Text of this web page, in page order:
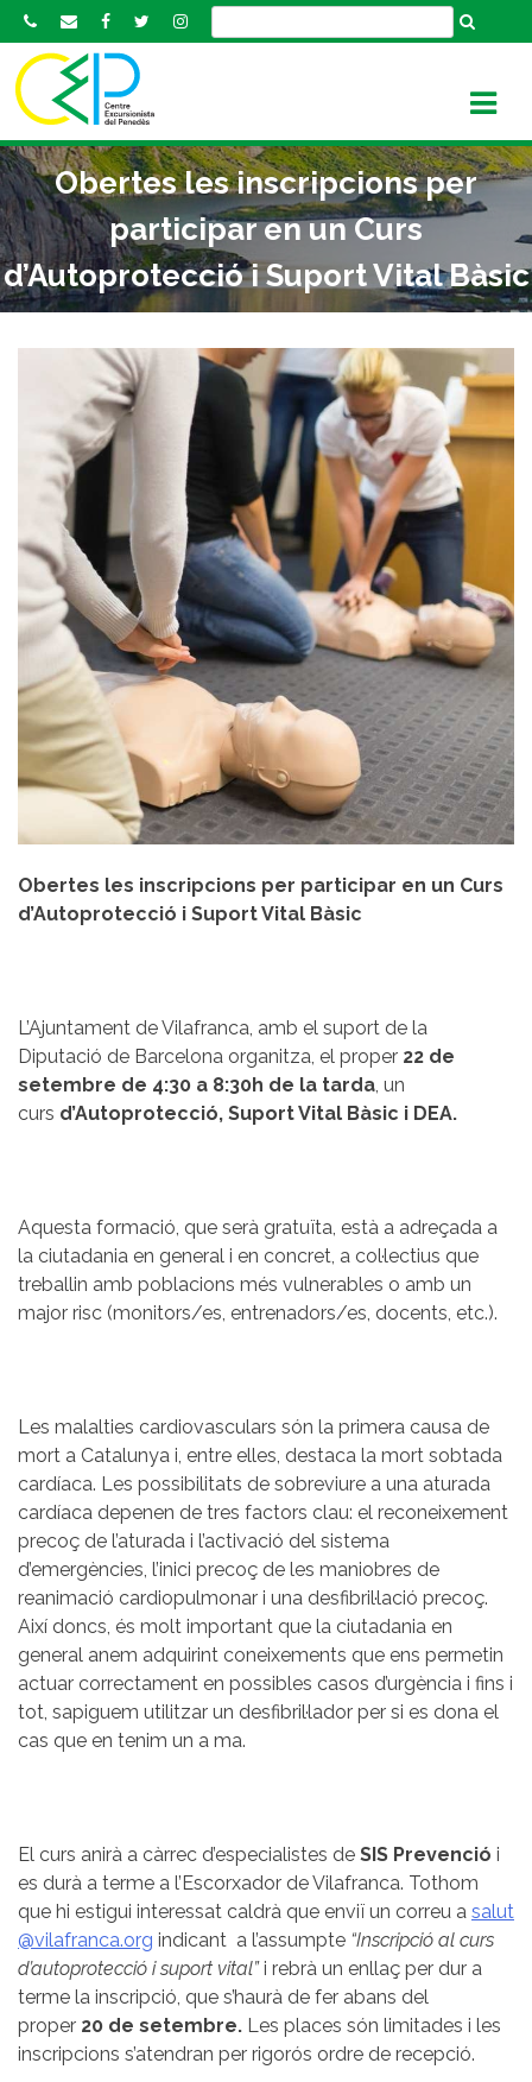
k
o
c
o
n
t
e
Obertes les inscripcions per
participar en un Curs
d’Autoprotecció i Suport Vital Bàsic
Obertes les inscripcions per participar en un Curs
d’Autoprotecció i Suport Vital Bàsic
L’Ajuntament de Vilafranca, amb el suport de la
Diputació de Barcelona organitza, el proper 22 de
setembre de 4:30 a 8:30h de la tarda , un
curs d’Autoprotecció, Suport Vital Bàsic i DEA.
Aquesta formació, que serà gratuïta, està a adreçada a
la ciutadania en general i en concret, a col·lectius que
treballin amb poblacions més vulnerables o amb un
major risc (monitors/es, entrenadors/es, docents, etc.).
Les malalties cardiovasculars són la primera causa de
mort a Catalunya i, entre elles, destaca la mort sobtada
cardíaca. Les possibilitats de sobreviure a una aturada
cardíaca depenen de tres factors clau: el reconeixement
precoç de l’aturada i l’activació del sistema
d’emergències, l’inici precoç de les maniobres de
reanimació cardiopulmonar i una desfibril·lació precoç.
Així doncs, és molt important que la ciutadania en
general anem adquirint coneixements que ens permetin
actuar correctament en possibles casos d’urgència i fins i
tot, sapiguem utilitzar un desfibril·lador per si es dona el
cas que en tenim un a ma.
El curs anirà a càrrec d’especialistes de SIS Prevenció i
es durà a terme a l’Escorxador de Vilafranca. Tothom
que hi estigui interessat caldrà que enviï un correu a salut
@vilafranca.org indicant a l’assumpte “Inscripció al curs
d’autoprotecció i suport vital”i rebrà un enllaç per dur a
terme la inscripció, que s’haurà de fer abans del
proper 20 de setembre. Les places són limitades i les
inscripcions s’atendran per rigorós ordre de recepció.